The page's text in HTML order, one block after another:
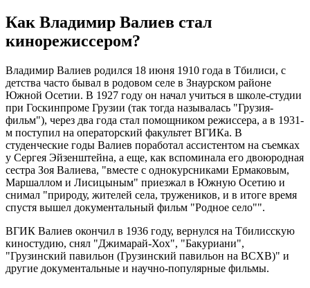
Как Владимир Валиев стал
кинорежиссером?
Владимир Валиев родился 18 июня 1910 года в Тбилиси, с
детства часто бывал в родовом селе в Знаурском районе
Южной Осетии. В 1927 году он начал учиться в школе-студии
при Госкинпроме Грузии (так тогда называлась "Грузия-
фильм"), через два года стал помощником режиссера, а в 1931-
м поступил на операторский факультет ВГИКа. В
студенческие годы Валиев поработал ассистентом на съемках
у Сергея Эйзенштейна, а еще, как вспоминала его двоюродная
сестра Зоя Валиева, "вместе с однокурсниками Ермаковым,
Маршаллом и Лисицыным" приезжал в Южную Осетию и
снимал "природу, жителей села, тружеников, и в итоге время
спустя вышел документальный фильм "Родное село"".
ВГИК Валиев окончил в 1936 году, вернулся на Тбилисскую
киностудию, снял "Джимарай-Хох", "Бакуриани",
"Грузинский павильон (Грузинский павильон на ВСХВ)" и
другие документальные и научно-популярные фильмы.